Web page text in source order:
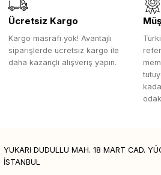
Ücretsiz Kargo
Kargo masrafı yok! Avantajlı
siparişlerde ücretsiz kargo ile
daha kazançlı alışveriş yapın.
YUKARI DUDULLU MAH. 18 MART CAD.
İSTANBUL